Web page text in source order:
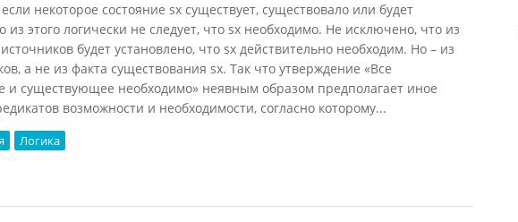
некоторое состояние sx существует, существовало или будет
из этого логически не следует, что sx необходимо. Не исключено, что из
будет установлено, что sx действительно необходим. Но – из
а не из факта существования sx. Так что утверждение «Все
и существующее необходимо» неявным образом предполагает иное
возможности и необходимости, согласно которому...
Логика